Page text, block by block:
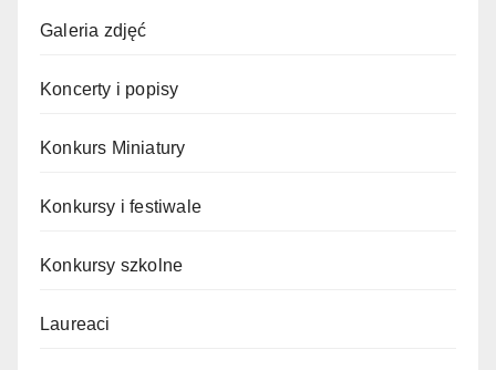
Galeria zdjęć
Koncerty i popisy
Konkurs Miniatury
Konkursy i festiwale
Konkursy szkolne
Laureaci